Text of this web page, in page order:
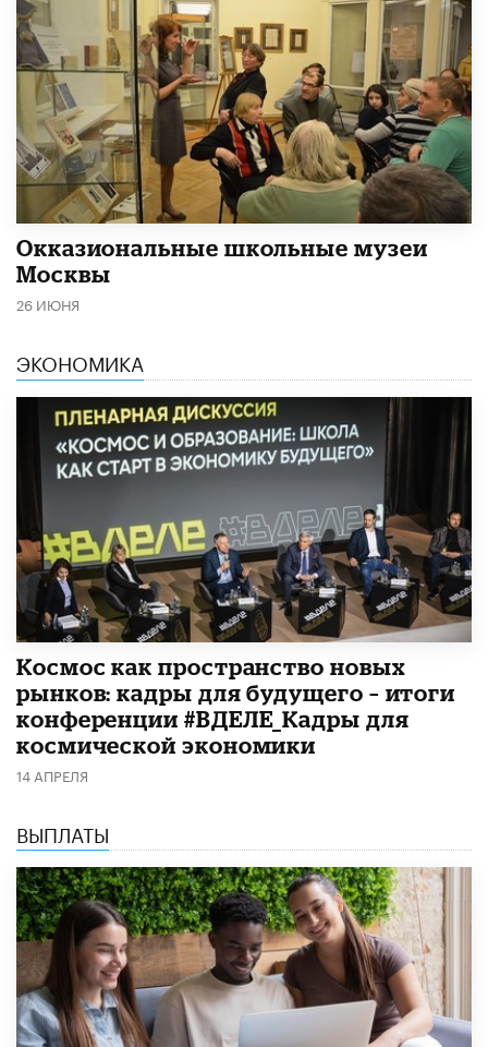
​Окказиональные школьные музеи
Москвы
26 ИЮНЯ
ЭКОНОМИКА
Космос как пространство новых
рынков: кадры для будущего – итоги
конференции #ВДЕЛЕ_Кадры для
космической экономики
14 АПРЕЛЯ
ВЫПЛАТЫ